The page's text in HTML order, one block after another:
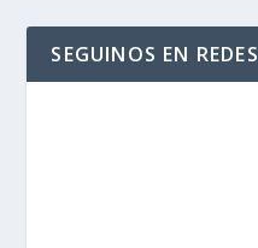
SEGUINOS EN REDES